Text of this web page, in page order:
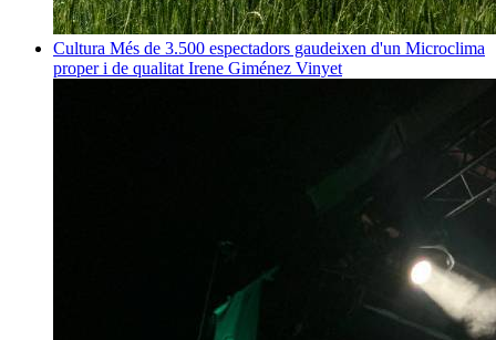
Cultura Més de 3.500 espectadors gaudeixen d'un Microclima
proper i de qualitat Irene Giménez Vinyet